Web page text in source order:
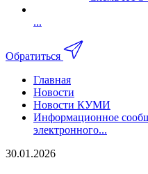
...
Обратиться
Главная
Новости
Новости КУМИ
Информационное
электронного...
30.01.2026